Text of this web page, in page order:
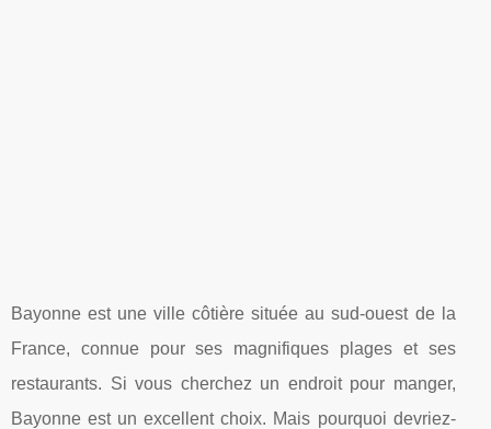
Bayonne est une ville côtière située au sud-ouest de la
France, connue pour ses magnifiques plages et ses
restaurants. Si vous cherchez un endroit pour manger,
Bayonne est un excellent choix. Mais pourquoi devriez-